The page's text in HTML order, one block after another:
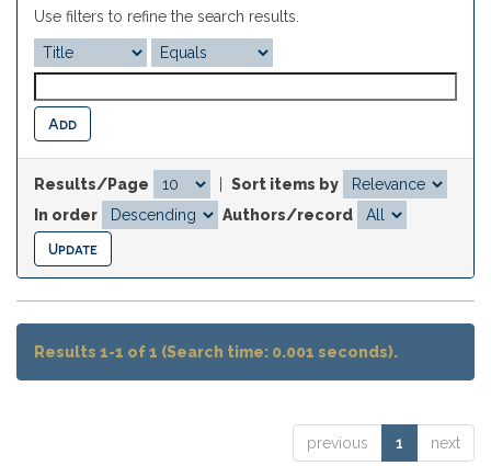
Use filters to refine the search results.
Results/Page
Sort items by
In order
Authors/record
Results 1-1 of 1 (Search time: 0.001 seconds).
previous 1 next